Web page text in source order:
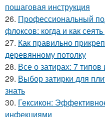
пошаговая инструкция
26. Профессиональный
флоксов: когда и как
27. Как правильно
деревянному потолку
28. Все о затирах: 7
29. Выбор затирки для
знать
30. Гексикон:
инфекциями